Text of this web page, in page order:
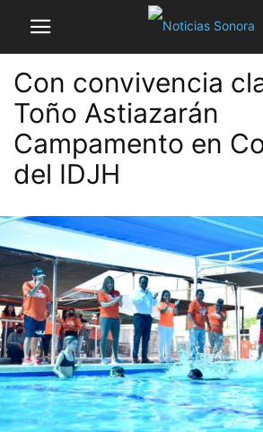
Con convivencia
Toño Astiazarán
Campamento en
del IDJH